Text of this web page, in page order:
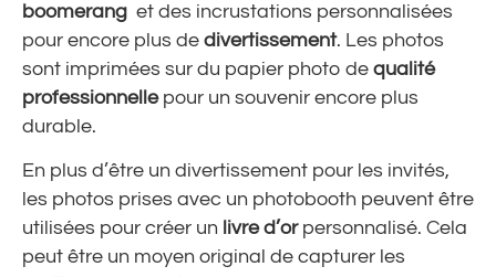
boomerang et des incrustations personnalisées
pour encore plus de divertissement. Les photos
sont imprimées sur du papier photo de qualité
professionnellepour un souvenir encore plus
durable.
En plus d’être un divertissement pour les invités,
les photos prises avec un photobooth peuvent être
utilisées pour créer un livre d’orpersonnalisé. Cela
peut être un moyen original de capturer les